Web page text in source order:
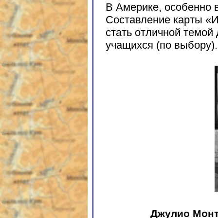
В Америке, особенно
Составление карты
стать отличной
учащихся (по выбору).
Джулио